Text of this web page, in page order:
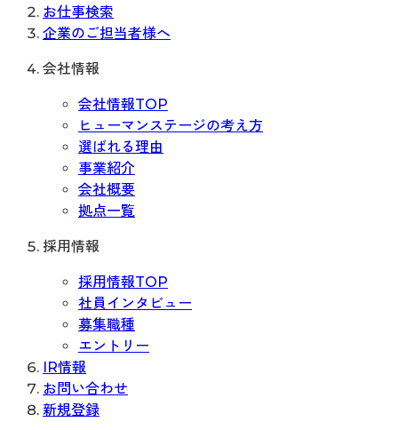
お仕事検索
企業のご担当者様へ
会社情報
会社情報TOP
ヒューマンステージの考え方
選ばれる理由
事業紹介
会社概要
拠点一覧
採用情報
採用情報TOP
社員インタビュー
募集職種
エントリー
IR情報
お問い合わせ
新規登録